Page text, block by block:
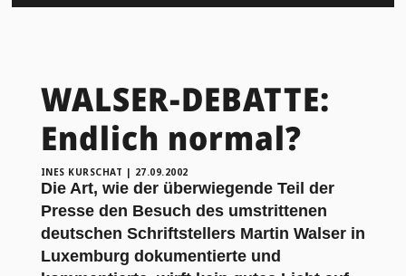
WALSER-DEBATTE:
Endlich normal?
INES KURSCHAT | 27.09.2002
Die Art, wie der überwiegende Teil der
Presse den Besuch des umstrittenen
deutschen Schriftstellers Martin Walser in
Luxemburg dokumentierte und